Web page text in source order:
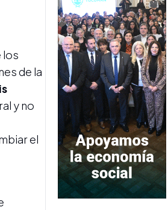
los
de la
y no
el
DESTINO INCIERTO
Tras 15 denuncias por estafa
piramidal, Franco Alderete
pidió la quiebra de Lebrón
FIESTAS PATRONALES Y
REALIDAD SOCIAL
San Cayetano: la Iglesia